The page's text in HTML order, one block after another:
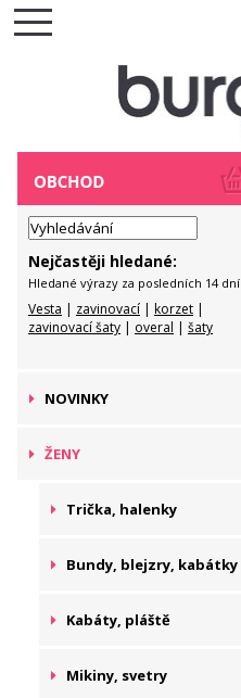
Nejčastěji hledané:
Hledané výrazy za posledních 14 dní
Vesta | zavinovací | korzet |
zavinovací šaty | overal | šaty
NOVINKY
ŽENY
Trička, halenky
Bundy, blejzry, kabátky
Kabáty, pláště
Mikiny, svetry